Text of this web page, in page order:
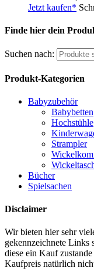
Jetzt kaufen*
Finde hier dein
Suchen nach:
Produkt-Kategorien
Babyzubehör
Babybetten
Hochstühle
Strampler
Bücher
Spielsachen
Disclaimer
Wir bieten hier sehr
gekennzeichnete Links
diese ein Kauf
Kaufpreis natürlich